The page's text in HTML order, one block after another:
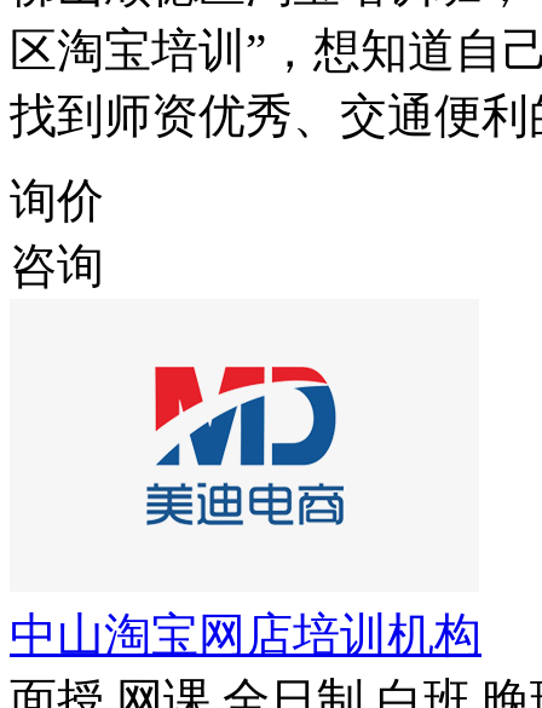
区淘宝培训”，想知道自
找到师资优秀、交通便
询价
咨询
中山淘宝网店培训机构